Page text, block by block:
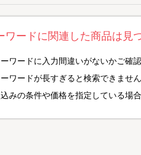
ワードに関連した商品は見
ワードに入力間違いがないかご確認
ワードが長すぎると検索できませ
みの条件や価格を指定している場